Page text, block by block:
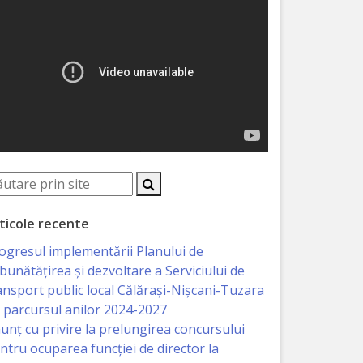
recente
implementării Planului de
și dezvoltare a Serviciului de
public local Călărași-Nișcani-Tuzara
parcursul anilor 2024-2027
cu privire la prelungirea concursului
ocuparea funcţiei de director la